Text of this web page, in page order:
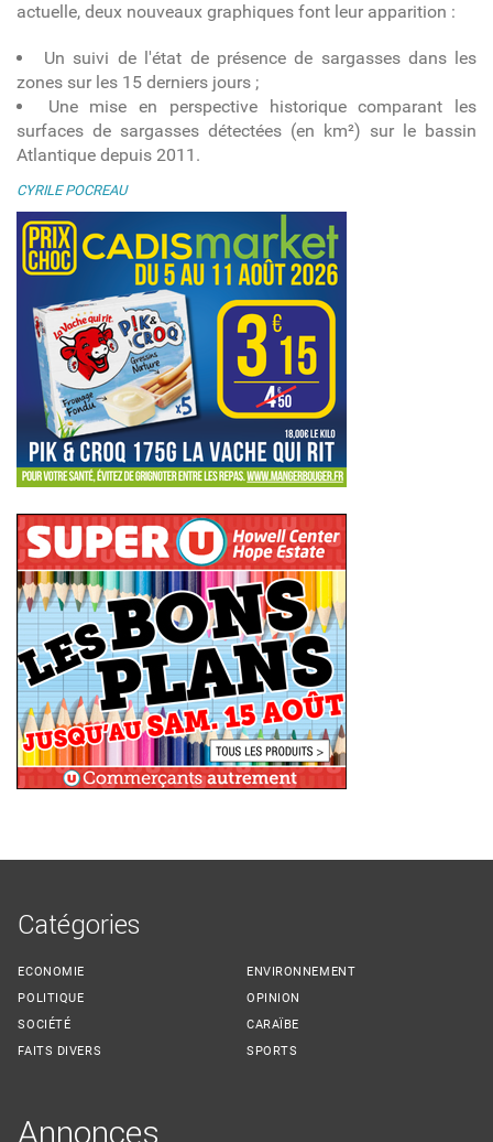
actuelle, deux nouveaux graphiques font leur apparition :
Un suivi de l'état de présence de sargasses dans les
zones sur les 15 derniers jours ;
Une mise en perspective historique comparant les
surfaces de sargasses détectées (en km²) sur le bassin
Atlantique depuis 2011.
CYRILE POCREAU
Catégories
ECONOMIE
POLITIQUE
SOCIÉTÉ
FAITS DIVERS
ENVIRONNEMENT
OPINION
CARAÏBE
SPORTS
Annonces